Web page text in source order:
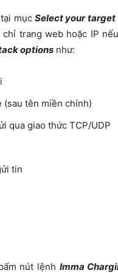
mục Select your target
chỉ trang web hoặc IP
options như:
tên miền chính)
qua giao thức TCP/UDP
tin
nút lệnh Imma